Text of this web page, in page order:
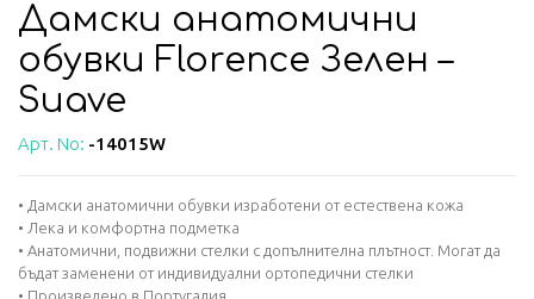
Дамски анатомични
обувки Florence Зелен –
Suave
Арт. No: -14015W
• Дамски анатомични обувки изработени от естествена кожа
• Лека и комфортна подметка
• Анатомични, подвижни стелки с допълнителна плътност. Могат да
бъдат заменени от индивидуални ортопедични стелки